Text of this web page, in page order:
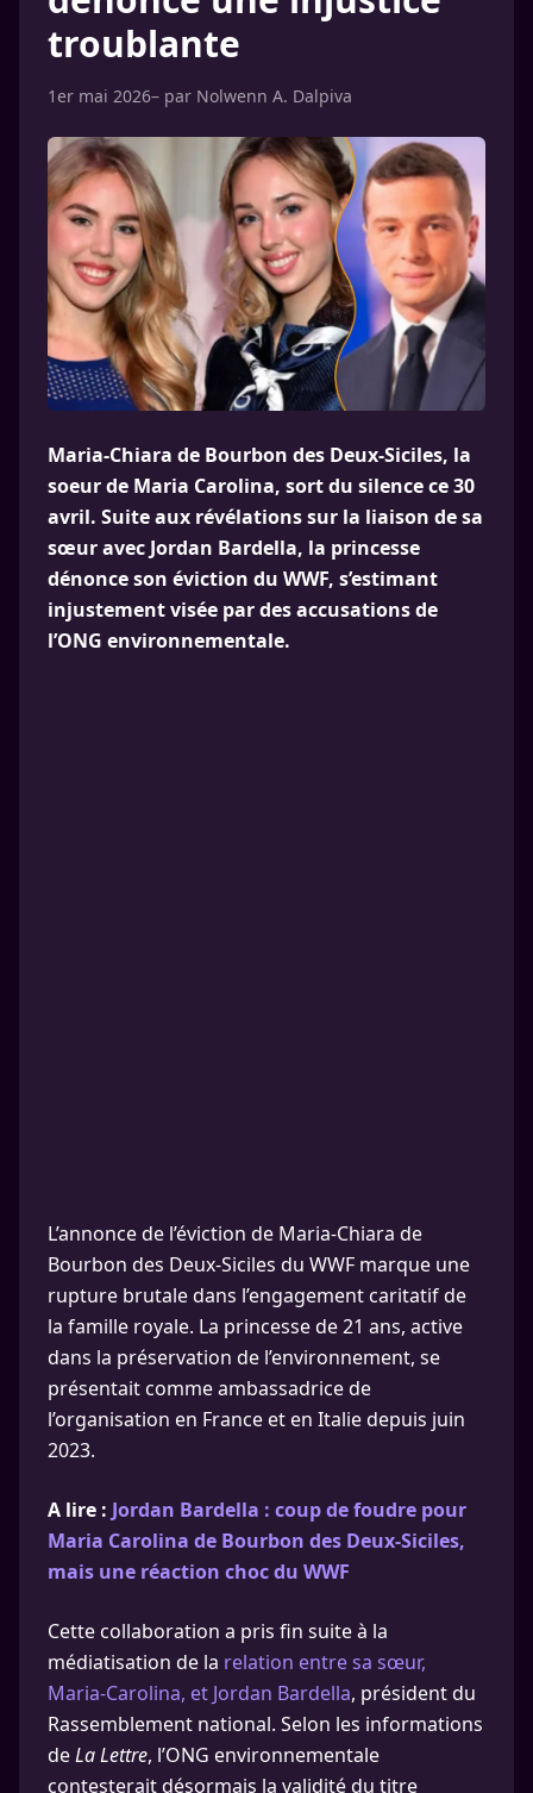
troublante
1er mai 2026– par Nolwenn A. Dalpiva
Maria-Chiara de Bourbon des Deux-Siciles, la
soeur de Maria Carolina, sort du silence ce 30
avril. Suite aux révélations sur la liaison de sa
sœur avec Jordan Bardella, la princesse
dénonce son éviction du WWF, s’estimant
injustement visée par des accusations de
l’ONG environnementale.
L’annonce de l’éviction de Maria-Chiara de
Bourbon des Deux-Siciles du WWF marque une
rupture brutale dans l’engagement caritatif de
la famille royale. La princesse de 21 ans, active
dans la préservation de l’environnement, se
présentait comme ambassadrice de
l’organisation en France et en Italie depuis juin
2023.
A lire : Jordan Bardella : coup de foudre pour
Maria Carolina de Bourbon des Deux-Siciles,
mais une réaction choc du WWF
Cette collaboration a pris fin suite à la
médiatisation de la relation entre sa sœur,
Maria-Carolina, et Jordan Bardella, président du
Rassemblement national. Selon les informations
deLa Lettre, l’ONG environnementale
contesterait désormais la validité du titre